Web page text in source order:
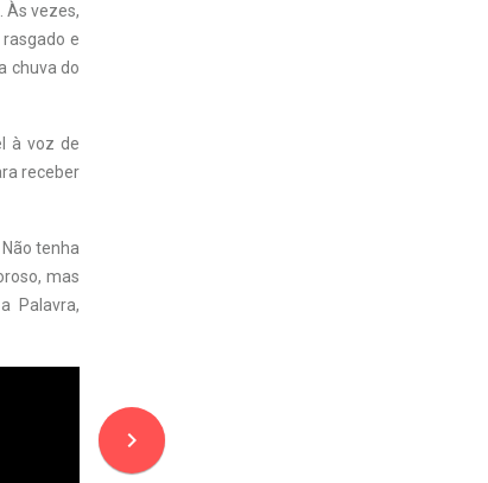
Às vezes,
e
chuva do
à voz de
receber
tenha
mas
Palavra,
navigate_next